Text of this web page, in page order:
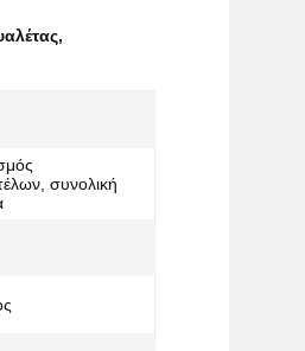
,
συνολική